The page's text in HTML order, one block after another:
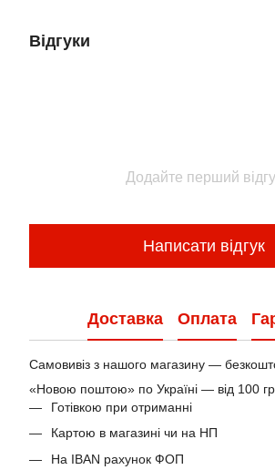
Відгуки
Додайте перший
Написати відгук
Доставка Оплата
Самовивіз з нашого магазину —
«Новою поштою» по Україні — від 100
Готівкою при отриманні
Картою в магазині чи на НП
На IBAN рахунок ФОП